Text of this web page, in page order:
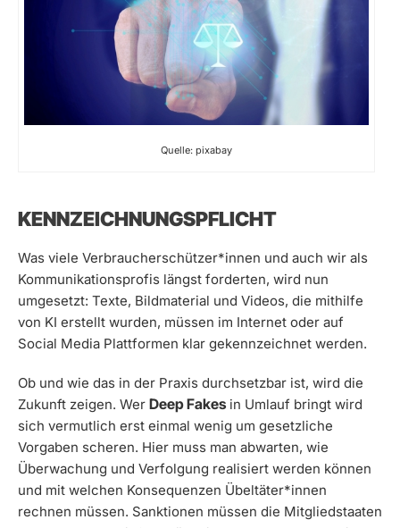
Quelle: pixabay
KENNZEICHNUNGSPFLICHT
Was viele Verbraucherschützer*innen und auch wir als
Kommunikationsprofis längst forderten, wird nun
umgesetzt: Texte, Bildmaterial und Videos, die mithilfe
von KI erstellt wurden, müssen im Internet oder auf
Social Media Plattformen klar gekennzeichnet werden.
Ob und wie das in der Praxis durchsetzbar ist, wird die
Zukunft zeigen. Wer Deep Fakesin Umlauf bringt wird
sich vermutlich erst einmal wenig um gesetzliche
Vorgaben scheren. Hier muss man abwarten, wie
Überwachung und Verfolgung realisiert werden können
und mit welchen Konsequenzen Übeltäter*innen
rechnen müssen. Sanktionen müssen die Mitgliedstaaten